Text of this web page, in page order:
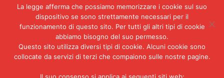
convinto del valore del suo
disegno politico all’interno del
quale trovano giustificazione i
singoli episodi delittuosi
contestatigli. La sua figura di
soldato politico non è mai venuta
La legge afferma che possiamo memorizzare i cookie sul suo
dispositivo se sono strettamente necessari per il
funzionamento di questo sito. Per tutti gli altri tipi di cookie
abbiamo bisogno del suo permesso.
Questo sito utilizza diversi tipi di cookie. Alcuni cookie sono
collocate da servizi di terzi che compaiono sulle nostre pagine.